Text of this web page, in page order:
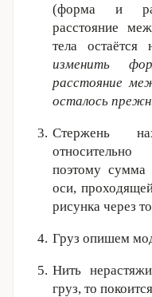
(форма и
расстояние
тела остаётся
изменить
расстояние
осталось
Стержень
относительно
поэтому сумма
оси,
рисунка через
Груз опишем
Нить
груз, то